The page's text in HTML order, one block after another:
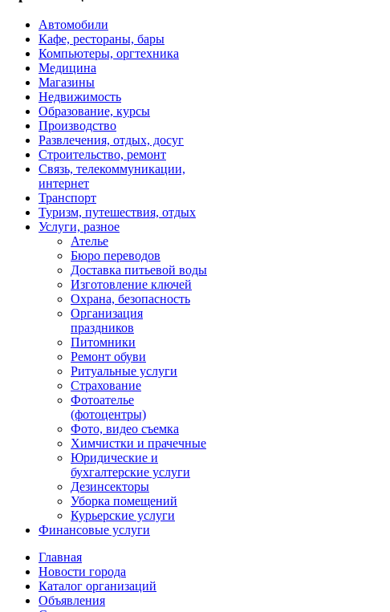
Автомобили
Кафе, рестораны, бары
Компьютеры, оргтехника
Медицина
Магазины
Недвижимость
Образование, курсы
Производство
Развлечения, отдых, досуг
Строительство, ремонт
Связь, телекоммуникации,
интернет
Транспорт
Туризм, путешествия, отдых
Услуги, разное
Ателье
Бюро переводов
Доставка питьевой воды
Изготовление ключей
Охрана, безопасность
Организация
праздников
Питомники
Ремонт обуви
Ритуальные услуги
Страхование
Фотоателье
(фотоцентры)
Фото, видео съемка
Химчистки и прачечные
Юридические и
бухгалтерские услуги
Дезинсекторы
Уборка помещений
Курьерские услуги
Финансовые услуги
Главная
Новости города
Каталог организаций
Объявления